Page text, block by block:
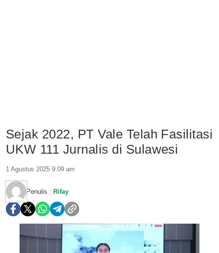
Sejak 2022, PT Vale Telah Fasilitasi
UKW 111 Jurnalis di Sulawesi
1 Agustus 2025 9:09 am
Penulis : Rifay